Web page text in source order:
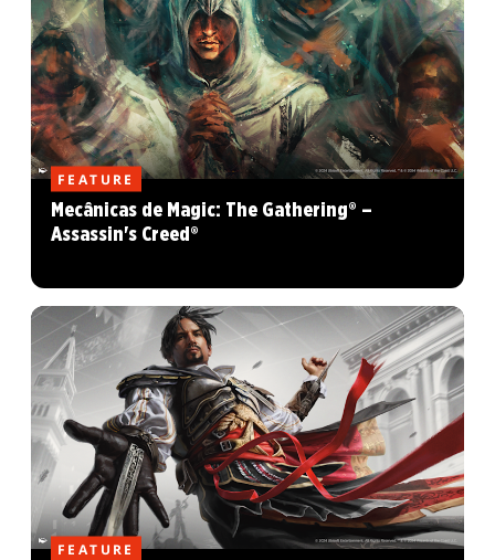
FEATURE
Mecânicas de Magic: The Gathering® –
Assassin's Creed®
FEATURE